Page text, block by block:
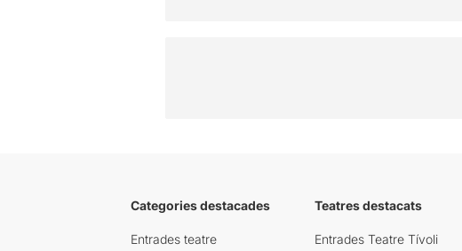
Categories destacades
Entrades teatre
Teatres destacats
Entrades Teatre Tívoli